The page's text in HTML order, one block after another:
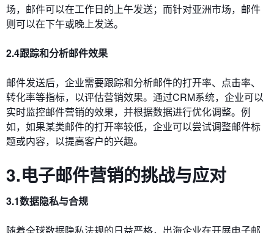
场，邮件可以在工作日的上午发送；而针对亚洲市场，邮件
则可以在下午或晚上发送。
2.4跟踪和分析邮件效果
邮件发送后，企业需要跟踪和分析邮件的打开率、点击率、
转化率等指标，以评估营销效果。通过CRM系统，企业可以
实时监控邮件营销的效果，并根据数据进行优化调整。例
如，如果某类邮件的打开率较低，企业可以尝试调整邮件标
题或内容，以提高客户的兴趣。
3.电子邮件营销的挑战与应对
3.1数据隐私与合规